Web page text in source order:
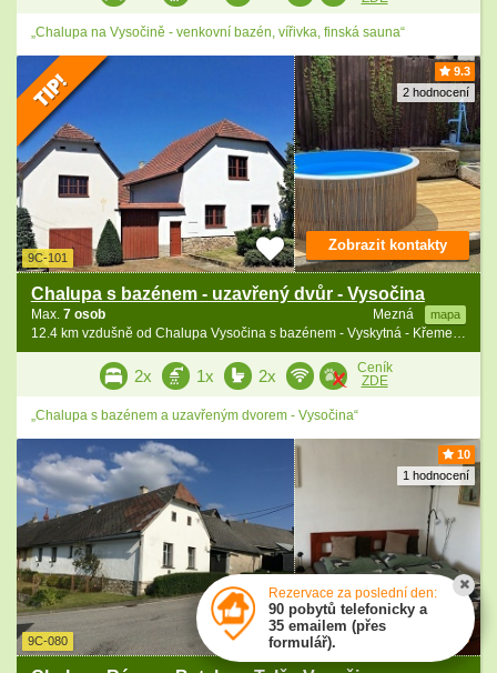
„Chalupa na Vysočině - venkovní bazén, vířivka, finská sauna“
9.3
2 hodnocení
9C-101
Chalupa s bazénem - uzavřený dvůr - Vysočina
Mezná mapa
Max. 7 osob
12.4 km vzdušně od Chalupa Vysočina s bazénem - Vyskytná - Křemešník
Zobrazit kontakty
2x 1x 2x
Ceník
ZDE
„Chalupa s bazénem a uzavřeným dvorem - Vysočina“
10
1 hodnocení
9C-080
Zobrazit kontakty
Rezervace za poslední den:
90 pobytů telefonicky a
35 emailem (přes
formulář).